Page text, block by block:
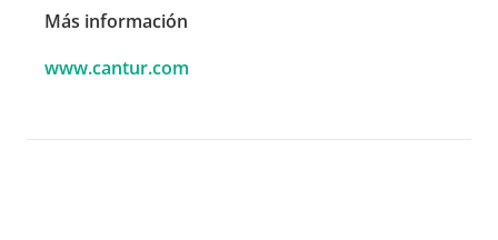
Más información
www.cantur.com